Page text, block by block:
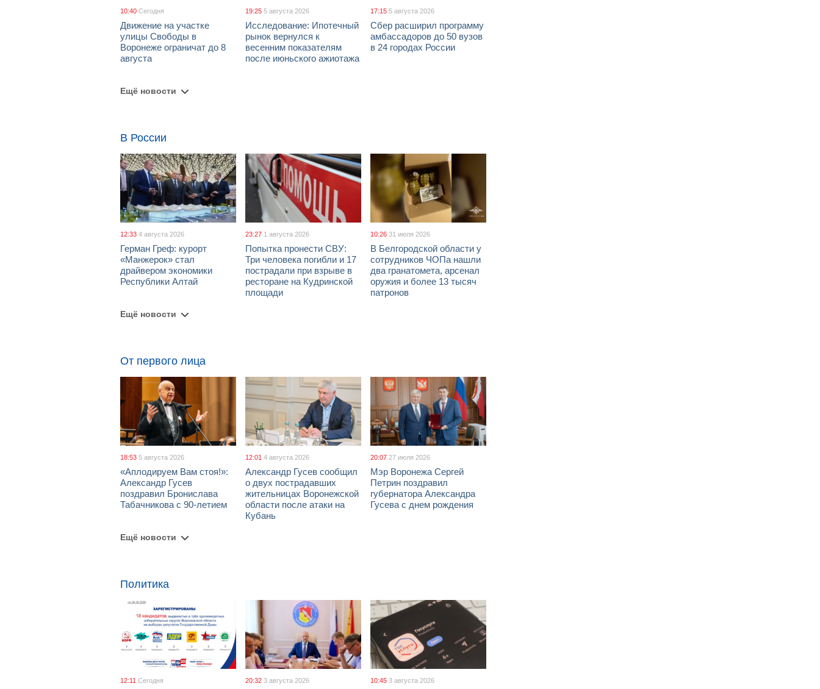
10:40 Сегодня
Движение на участке
улицы Свободы в
Воронеже ограничат до 8
августа
19:25 5 августа 2026
Исследование: Ипотечный
рынок вернулся к
весенним показателям
после июньского ажиотажа
17:15 5 августа 2026
Сбер расширил программу
амбассадоров до 50 вузов
в 24 городах России
Ещё новости
В России
12:33 4 августа 2026
Герман Греф: курорт
«Манжерок» стал
драйвером экономики
Республики Алтай
23:27 1 августа 2026
Попытка пронести СВУ:
Три человека погибли и 17
пострадали при взрыве в
ресторане на Кудринской
площади
10:26 31 июля 2026
В Белгородской области у
сотрудников ЧОПа нашли
два гранатомета, арсенал
оружия и более 13 тысяч
патронов
Ещё новости
От первого лица
18:53 5 августа 2026
«Аплодируем Вам стоя!»:
Александр Гусев
поздравил Бронислава
Табачникова с 90-летием
12:01 4 августа 2026
Александр Гусев сообщил
о двух пострадавших
жительницах Воронежской
области после атаки на
Кубань
20:07 27 июля 2026
Мэр Воронежа Сергей
Петрин поздравил
губернатора Александра
Гусева с днем рождения
Ещё новости
Политика
12:11 Сегодня 20:32 3 августа 2026 10:45 3 августа 2026